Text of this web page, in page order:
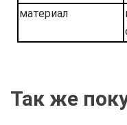
материал
Так же